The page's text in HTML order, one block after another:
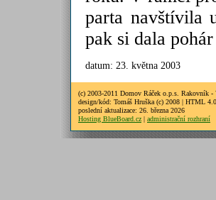
parta navštívila
pak si dala
datum: 23. května 2003
(c) 2003-2011 Domov Ráček o.p.s. Rakovník -
design/kód: Tomáš Hruška (c) 2008 | HTML
poslední aktualizace: 26. března 2026
Hosting BlueBoard.cz | administrační rozhraní